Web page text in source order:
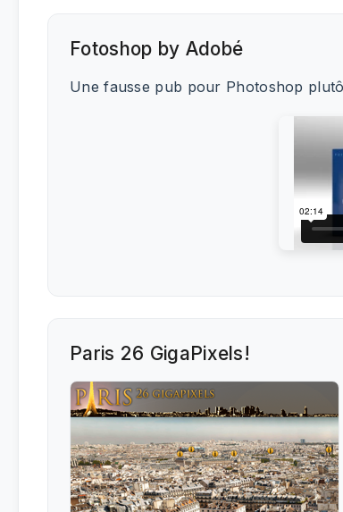
Fotoshop by Adobé
Une fausse pub pour Photoshop
Paris 26 GigaPixels!